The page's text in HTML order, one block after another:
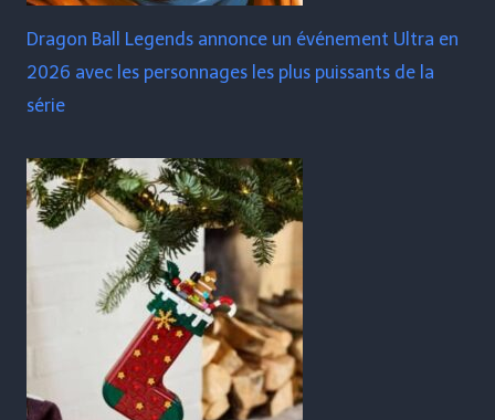
Dragon Ball Legends annonce un événement Ultra en
2026 avec les personnages les plus puissants de la
série